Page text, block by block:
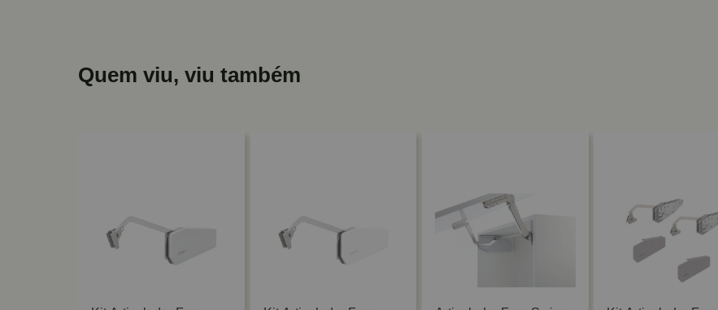
Quem viu, viu também